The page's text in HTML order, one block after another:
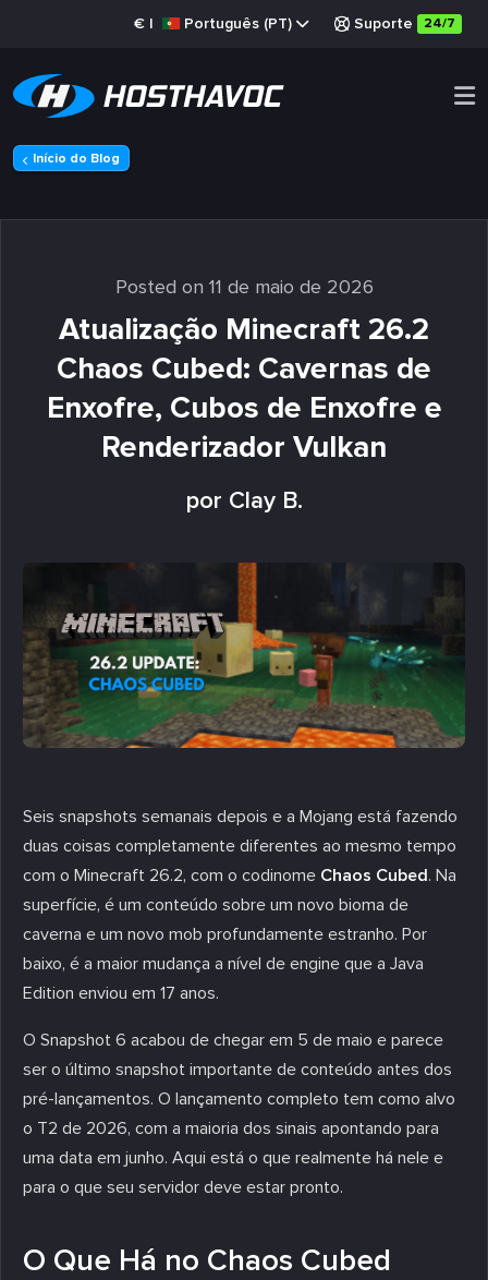
€ | Português (PT) Suporte 24/7
Início do Blog
Posted on 11 de maio de 2026
Atualização Minecraft 26.2
Chaos Cubed: Cavernas de
Enxofre, Cubos de Enxofre e
Renderizador Vulkan
por Clay B.
Seis snapshots semanais depois e a Mojang está fazendo
duas coisas completamente diferentes ao mesmo tempo
com o Minecraft 26.2, com o codinome Chaos Cubed. Na
superfície, é um conteúdo sobre um novo bioma de
caverna e um novo mob profundamente estranho. Por
baixo, é a maior mudança a nível de engine que a Java
Edition enviou em 17 anos.
O Snapshot 6 acabou de chegar em 5 de maio e parece
ser o último snapshot importante de conteúdo antes dos
pré-lançamentos. O lançamento completo tem como alvo
o T2 de 2026, com a maioria dos sinais apontando para
uma data em junho. Aqui está o que realmente há nele e
para o que seu servidor deve estar pronto.
O Que Há no Chaos Cubed